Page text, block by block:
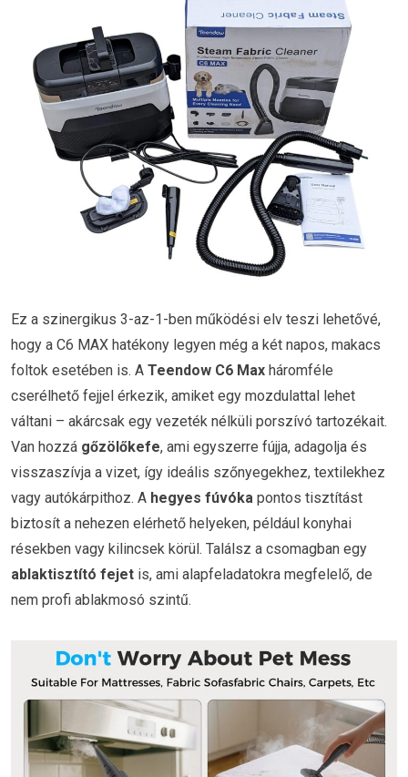
Ez a szinergikus 3-az-1-ben működési elv teszi lehetővé,
hogy a C6 MAX hatékony legyen még a két napos, makacs
foltok esetében is. A Teendow C6 Max háromféle
cserélhető fejjel érkezik, amiket egy mozdulattal lehet
váltani – akárcsak egy vezeték nélküli porszívó tartozékait.
Van hozzá gőzölőkefe, ami egyszerre fújja, adagolja és
visszaszívja a vizet, így ideális szőnyegekhez, textilekhez
vagy autókárpithoz. A hegyes fúvóka pontos tisztítást
biztosít a nehezen elérhető helyeken, például konyhai
résekben vagy kilincsek körül. Találsz a csomagban egy
ablaktisztító fejet is, ami alapfeladatokra megfelelő, de
nem profi ablakmosó szintű.